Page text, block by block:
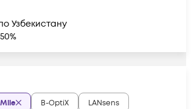
Узбекистану
B-OptiX
LANsens